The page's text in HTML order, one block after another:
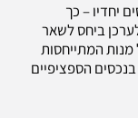
יחדיו – כך
ביחס לשאר
109(ג) חלה על מנות המתייחסות
הספציפיים